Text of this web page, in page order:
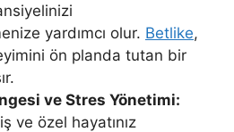
yardımcı olur. Betlike,
ön planda tutan bir
ve Stres Yönetimi:
ve özel hayatınız